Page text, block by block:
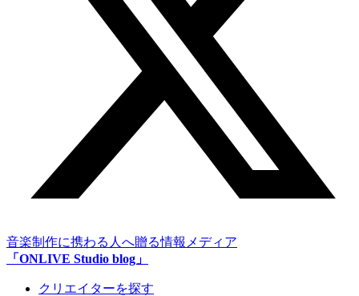
音楽制作に携わる人へ贈る情報メディア
「ONLIVE Studio blog」
クリエイターを探す